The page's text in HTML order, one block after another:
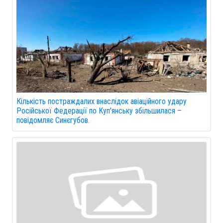
Кількість постраждалих внаслідок авіаційного удару
Російської Федерації по Куп'янську збільшилася –
повідомляє Синєгубов.